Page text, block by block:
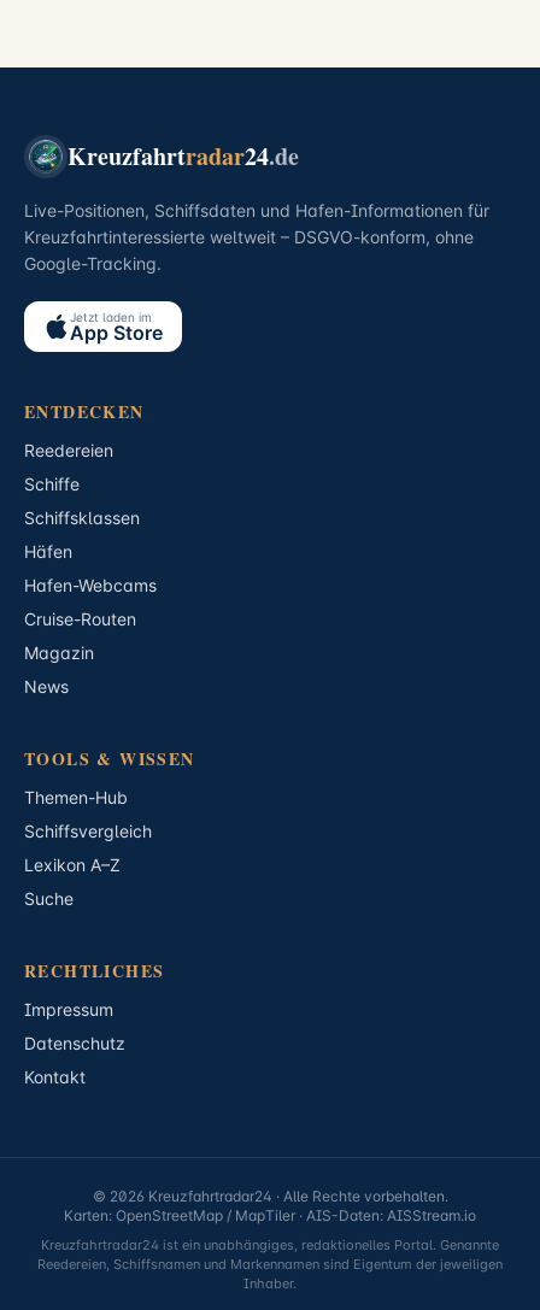
Kreuzfahrtradar24.de
Live-Positionen, Schiffsdaten und Hafen-Informationen für
Kreuzfahrtinteressierte weltweit – DSGVO-konform, ohne
Google-Tracking.
Jetzt laden im
App Store
ENTDECKEN
Reedereien
Schiffe
Schiffsklassen
Häfen
Hafen-Webcams
Cruise-Routen
Magazin
News
TOOLS & WISSEN
Themen-Hub
Schiffsvergleich
Lexikon A–Z
Suche
RECHTLICHES
Impressum
Datenschutz
Kontakt
© 2026 Kreuzfahrtradar24 · Alle Rechte vorbehalten.
Karten: OpenStreetMap / MapTiler · AIS-Daten: AISStream.io
Kreuzfahrtradar24 ist ein unabhängiges, redaktionelles Portal. Genannte
Reedereien, Schiffsnamen und Markennamen sind Eigentum der jeweiligen
Inhaber.